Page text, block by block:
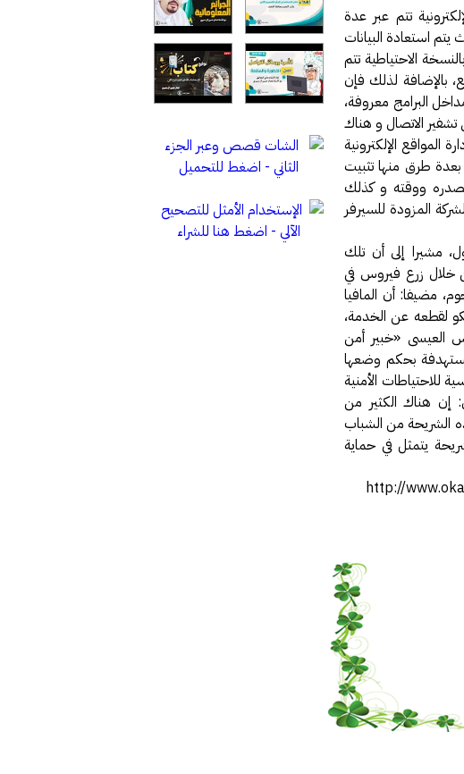
تتم عبر عدة
استعادة البيانات
الاحتياطية تتم
بالإضافة لذلك فإن
البرامج معروفة،
الاتصال و هناك
الإلكترونية
بعدة طرق منها تثبيت
ووقته و كذلك
المزودة للسيرفر
مشيرا إلى أن تلك
خلال زرع فيروس في
مضيفا: أن المافيا
أرامكو لقطعه عن الخدمة،
العيسى «خبير أمن
بحكم وضعها
للاحتياطات الأمنية
إن هناك الكثير من
الشريحة من الشباب
يتمثل في حماية
http://